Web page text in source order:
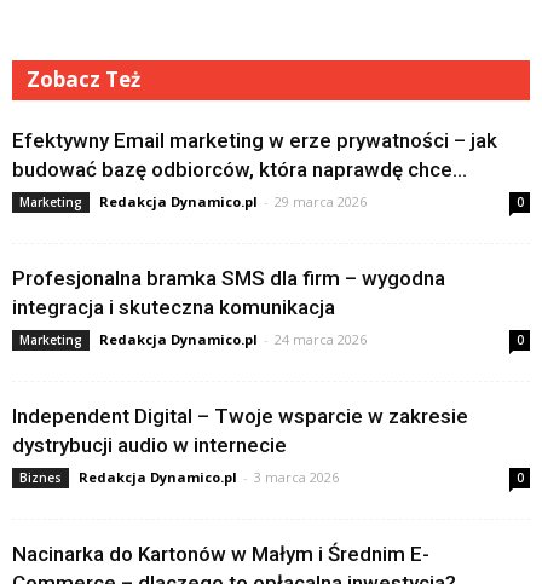
Zobacz Też
Efektywny Email marketing w erze prywatności – jak
budować bazę odbiorców, która naprawdę chce...
Marketing Redakcja Dynamico.pl - 29 marca 2026 0
Profesjonalna bramka SMS dla firm – wygodna
integracja i skuteczna komunikacja
Marketing Redakcja Dynamico.pl - 24 marca 2026 0
Independent Digital – Twoje wsparcie w zakresie
dystrybucji audio w internecie
Biznes Redakcja Dynamico.pl - 3 marca 2026 0
Nacinarka do Kartonów w Małym i Średnim E-